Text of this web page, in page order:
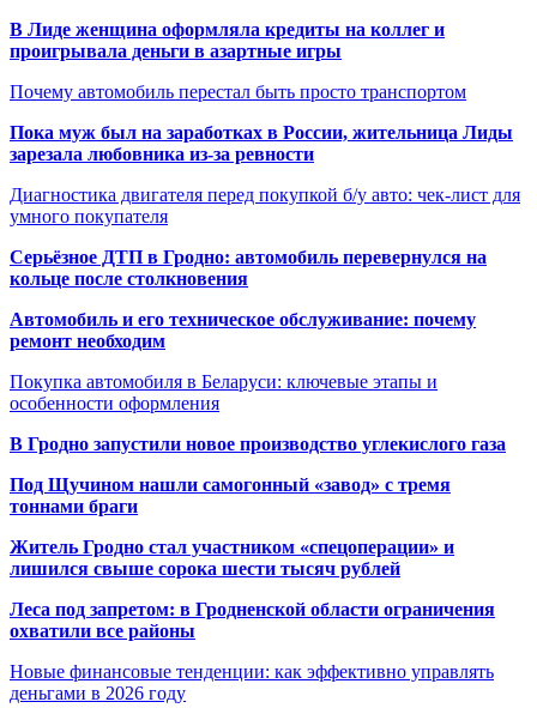
В Лиде женщина оформляла кредиты на коллег и
проигрывала деньги в азартные игры
Почему автомобиль перестал быть просто транспортом
Пока муж был на заработках в России, жительница Лиды
зарезала любовника из-за ревности
Диагностика двигателя перед покупкой б/у авто: чек-лист для
умного покупателя
Серьёзное ДТП в Гродно: автомобиль перевернулся на
кольце после столкновения
Автомобиль и его техническое обслуживание: почему
ремонт необходим
Покупка автомобиля в Беларуси: ключевые этапы и
особенности оформления
В Гродно запустили новое производство углекислого газа
Под Щучином нашли самогонный «завод» с тремя
тоннами браги
Житель Гродно стал участником «спецоперации» и
лишился свыше сорока шести тысяч рублей
Леса под запретом: в Гродненской области ограничения
охватили все районы
Новые финансовые тенденции: как эффективно управлять
деньгами в 2026 году